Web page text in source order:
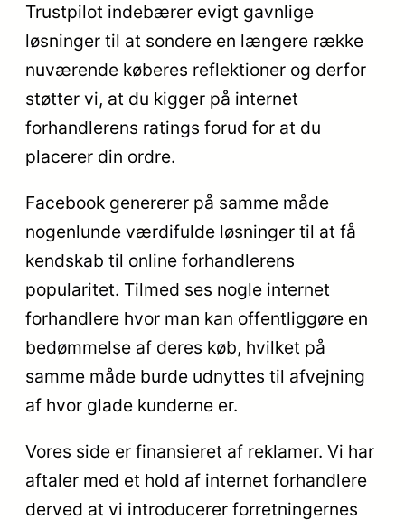
Trustpilot indebærer evigt gavnlige
løsninger til at sondere en længere række
nuværende køberes reflektioner og derfor
støtter vi, at du kigger på internet
forhandlerens ratings forud for at du
placerer din ordre.
Facebook genererer på samme måde
nogenlunde værdifulde løsninger til at få
kendskab til online forhandlerens
popularitet. Tilmed ses nogle internet
forhandlere hvor man kan offentliggøre en
bedømmelse af deres køb, hvilket på
samme måde burde udnyttes til afvejning
af hvor glade kunderne er.
Vores side er finansieret af reklamer. Vi har
aftaler med et hold af internet forhandlere
derved at vi introducerer forretningernes